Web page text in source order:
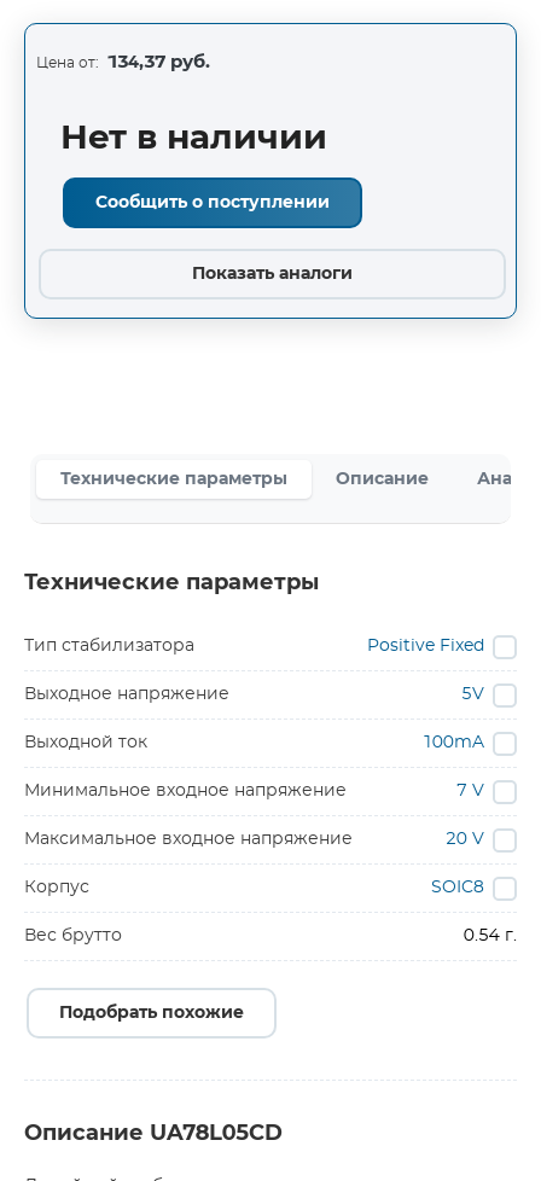
Цена от: 134,37 руб.
Нет в наличии
Сообщить о поступлении
Показать аналоги
Технические параметры Описание
Технические параметры
Тип стабилизатора Positive Fixed
Выходное напряжение 5V
Выходной ток 100mA
Минимальное входное напряжение 7 V
Максимальное входное напряжение 20 V
Корпус SOIC8
Вес брутто 0.54 г.
Подобрать похожие
Описание UA78L05CD